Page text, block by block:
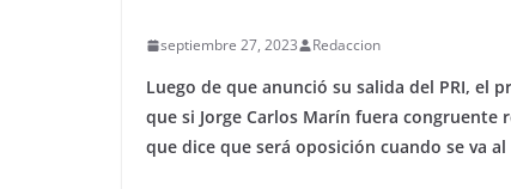
septiembre 27, 2023 Redaccion
Luego de que anunció su salida del PRI, el
que si Jorge Carlos Marín fuera congruente
que dice que será oposición cuando se va